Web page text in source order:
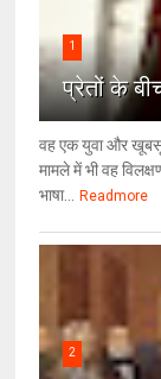
1
प्रेतों के
वह एक युवा और
मामले में भी वह
भाषा...
Readmore
2